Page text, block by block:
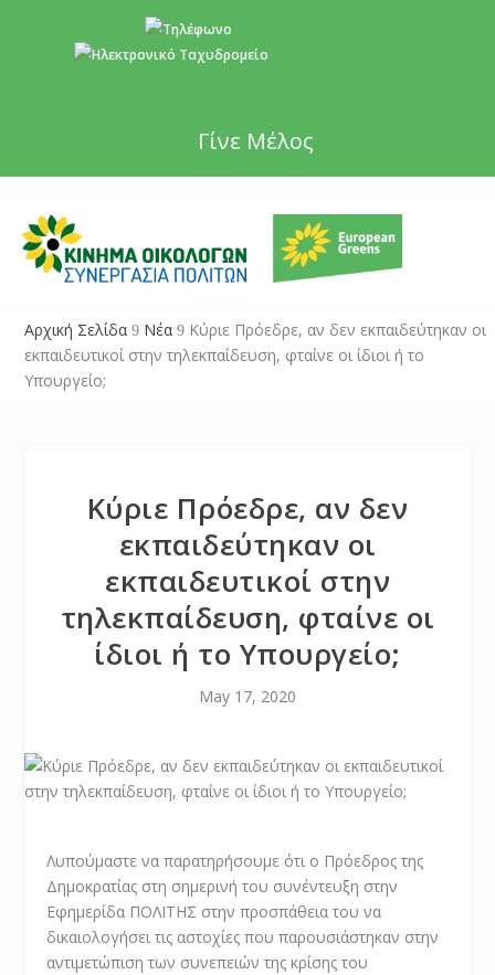
Γίνε Μέλος
Αρχική Σελίδα 9 Νέα 9 Κύριε Πρόεδρε, αν δεν εκπαιδεύτηκαν οι
εκπαιδευτικοί στην τηλεκπαίδευση, φταίνε οι ίδιοι ή το
Υπουργείο;
Κύριε Πρόεδρε, αν δεν
εκπαιδεύτηκαν οι
εκπαιδευτικοί στην
τηλεκπαίδευση, φταίνε οι
ίδιοι ή το Υπουργείο;
May 17, 2020
Λυπούμαστε να παρατηρήσουμε ότι ο Πρόεδρος της
Δημοκρατίας στη σημερινή του συνέντευξη στην
Εφημερίδα ΠΟΛΙΤΗΣ στην προσπάθεια του να
δικαιολογήσει τις αστοχίες που παρουσιάστηκαν στην
αντιμετώπιση των συνεπειών της κρίσης του